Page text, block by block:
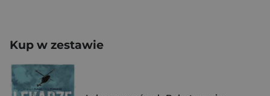
Kup w zestawie